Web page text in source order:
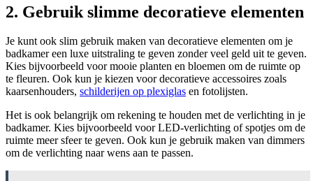
2. Gebruik slimme decoratieve elementen
Je kunt ook slim gebruik maken van decoratieve elementen om je
badkamer een luxe uitstraling te geven zonder veel geld uit te geven.
Kies bijvoorbeeld voor mooie planten en bloemen om de ruimte op
te fleuren. Ook kun je kiezen voor decoratieve accessoires zoals
kaarsenhouders, schilderijen op plexiglas en fotolijsten.
Het is ook belangrijk om rekening te houden met de verlichting in je
badkamer. Kies bijvoorbeeld voor LED-verlichting of spotjes om de
ruimte meer sfeer te geven. Ook kun je gebruik maken van dimmers
om de verlichting naar wens aan te passen.